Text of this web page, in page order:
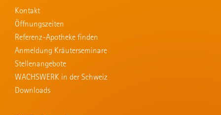
Kontakt
Öffnungszeiten
Referenz-Apotheke finden
Anmeldung Kräuterseminare
Stellenangebote
WACHSWERK in der Schweiz
Downloads